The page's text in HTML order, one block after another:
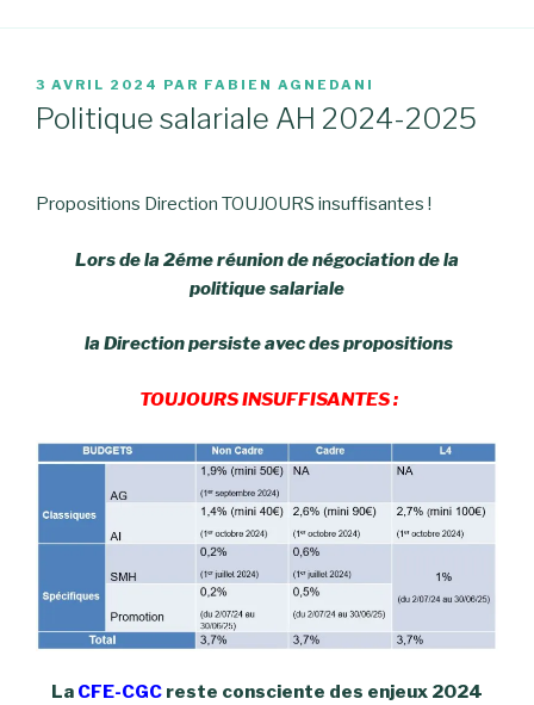
PUBLIÉ
LE
3 AVRIL 2024 PAR FABIEN AGNEDANI
Politique salariale AH 2024-2025
Propositions Direction TOUJOURS insuffisantes !
Lors de la 2éme réunion de négociation de la
politique salariale
la Direction persiste avec des propositions
TOUJOURS INSUFFISANTES :
La CFE-CGC reste consciente des enjeux 2024